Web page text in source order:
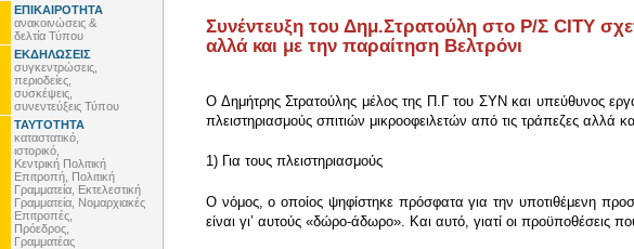
ΕΠΙΚΑΙΡΟΤΗΤΑ
ανακοινώσεις &
δελτία Τύπου
ΕΚΔΗΛΩΣΕΙΣ
συγκεντρώσεις,
περιοδείες,
συσκέψεις,
συνεντεύξεις Τύπου
ΤΑΥΤΟΤΗΤΑ
καταστατικό,
ιστορικό,
Κεντρική Πολιτική
Επιτροπή, Πολιτική
Γραμματεία, Εκτελεστική
Γραμματεία, Νομαρχιακές
Επιτροπές,
Πρόεδρος,
Γραμματέας
Συνέντευξη του Δημ.Στρατούλη στο Ρ/Σ CITY
αλλά και με την παραίτηση Βελτρόνι
Ο Δημήτρης Στρατούλης μέλος της Π.Γ του ΣΥΝ και υπεύθυνος
πλειστηριασμούς σπιτιών μικροοφειλετών από τις τράπεζες αλλά
1) Για τους πλειστηριασμούς
Ο νόμος, ο οποίος ψηφίστηκε πρόσφατα για την υποτιθέμενη
είναι γιʼ αυτούς «δώρο-άδωρο». Και αυτό, γιατί οι προϋποθέσεις